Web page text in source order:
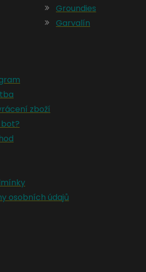
Groundies
Garvalín
zboží
osobních údajů